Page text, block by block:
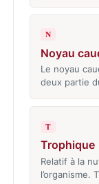
N
Noyau
Le noyau
deux partie
T
Trophique
Relatif à la
l’organisme.